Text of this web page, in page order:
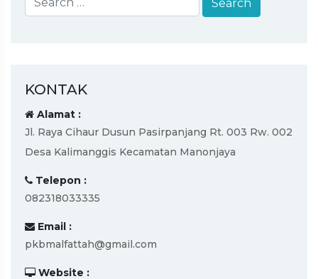
KONTAK
Alamat :
Jl. Raya Cihaur Dusun Pasirpanjang Rt. 003 Rw. 002
Desa Kalimanggis Kecamatan Manonjaya
Telepon :
082318033335
Email :
pkbmalfattah@gmail.com
Website :